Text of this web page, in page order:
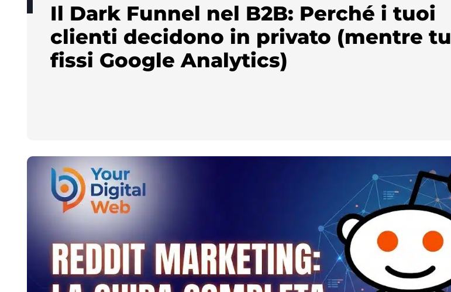
Il Dark Funnel nel B2B: Perché i tuoi
clienti decidono in privato (mentre tu
fissi Google Analytics)